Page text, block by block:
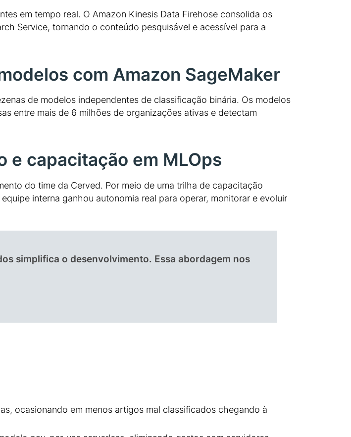
em tempo real. O Amazon Kinesis Data Firehose consolida os
Service, tornando o conteúdo pesquisável e acessível para a
com Amazon SageMaker
de modelos independentes de classificação binária. Os modelos
entre mais de 6 milhões de organizações ativas e detectam
e capacitação em MLOps
do time da Cerved. Por meio de uma trilha de capacitação
interna ganhou autonomia real para operar, monitorar e evoluir
simplifica o desenvolvimento. Essa abordagem nos
ocasionando em menos artigos mal classificados chegando à